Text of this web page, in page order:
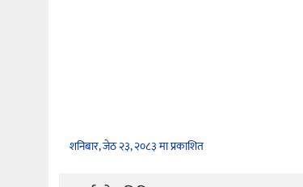
शनिबार, जेठ २३, २०८३ मा प्रकाशित